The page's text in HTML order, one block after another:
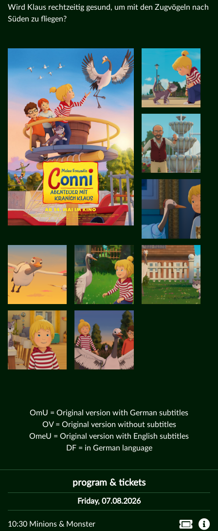
Wird Klaus rechtzeitig gesund, um mit den Zugvögeln nach
Süden zu fliegen?
OmU = Original version with German subtitles
OV = Original version without subtitles
OmeU = Original version with English subtitles
DF = in German language
program & tickets
Friday, 07.08.2026
10:30 Minions & Monster